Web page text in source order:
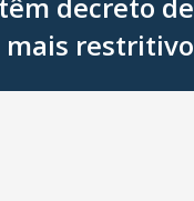
decreto de
mais restritivo